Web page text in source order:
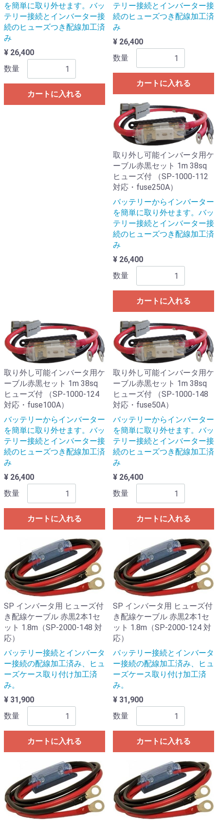
を簡単に取り外せます。バッ
テリー接続とインバーター接
続のヒューズつき配線加工済
み
¥ 26,400
数量
カートに入れる
テリー接続とインバーター接
続のヒューズつき配線加工済
み
¥ 26,400
数量
カートに入れる
取り外し可能インバータ用ケ
ーブル赤黒セット 1m 38sq
ヒューズ付 （SP-1000-112
対応・fuse250A）
バッテリーからインバーター
を簡単に取り外せます。バッ
テリー接続とインバーター接
続のヒューズつき配線加工済
み
¥ 26,400
数量
カートに入れる
取り外し可能インバータ用ケ
ーブル赤黒セット 1m 38sq
ヒューズ付 （SP-1000-124
対応・fuse100A）
バッテリーからインバーター
を簡単に取り外せます。バッ
テリー接続とインバーター接
続のヒューズつき配線加工済
み
¥ 26,400
数量
カートに入れる
取り外し可能インバータ用ケ
ーブル赤黒セット 1m 38sq
ヒューズ付 （SP-1000-148
対応・fuse50A）
バッテリーからインバーター
を簡単に取り外せます。バッ
テリー接続とインバーター接
続のヒューズつき配線加工済
み
¥ 26,400
数量
カートに入れる
SP インバータ用 ヒューズ付
き配線ケーブル 赤黒2本1セ
ット 1.8m（SP-2000-148 対
応）
バッテリー接続とインバータ
ー接続の配線加工済み、ヒュ
ーズケース取り付け加工済
み。
¥ 31,900
数量
カートに入れる
SP インバータ用 ヒューズ付
き配線ケーブル 赤黒2本1セ
ット 1.8m（SP-2000-124 対
応）
バッテリー接続とインバータ
ー接続の配線加工済み、ヒュ
ーズケース取り付け加工済
み。
¥ 31,900
数量
カートに入れる